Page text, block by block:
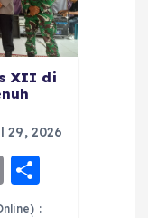
XII di
29, 2026
E
m h
: